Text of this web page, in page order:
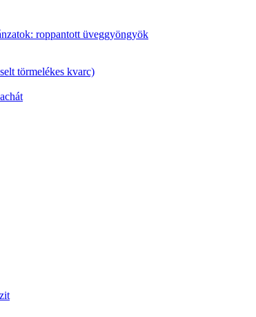
roppantott üveggyöngyök
törmelékes kvarc)